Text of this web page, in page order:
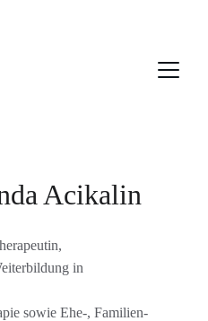
Acikalin
in
sowie Ehe-, Familien-